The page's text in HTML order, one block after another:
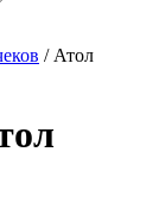
/ Атол